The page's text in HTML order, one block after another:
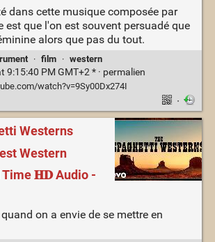
dans cette musique composée par
est que l'on est souvent persuadé que
alors que pas du tout.
· film · western
PM GMT+2 * · permalien
watch?v=9Sy00Dx274I
·
Westerns
Western
𝐇𝐃 Audio -
on a envie de se mettre en